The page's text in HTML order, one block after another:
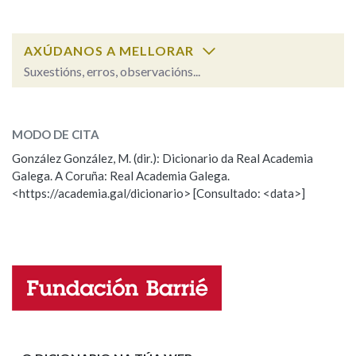
CASA-MUSEO EMILIA PARDO
BAZÁN
HISTORIA
60 ANOS DLG
Comeza por
Contén
Nas definicións
AXÚDANOS A MELLORAR
Suxestións, erros, observacións...
Observación
Nome
MODO DE CITA
González González, M. (dir.): Dicionario da Real Academia
Galega. A Coruña: Real Academia Galega.
<https://academia.gal/dicionario> [Consultado: <data>]